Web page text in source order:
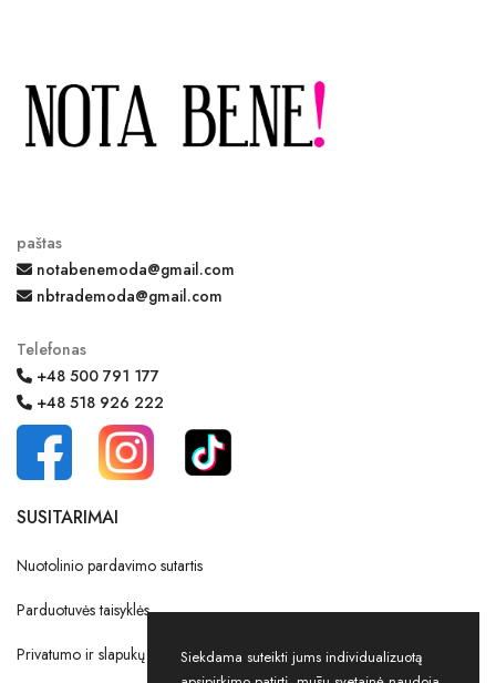
paštas
notabenemoda@gmail.com
nbtrademoda@gmail.com
Telefonas
+48 500 791 177
+48 518 926 222
SUSITARIMAI
Nuotolinio pardavimo sutartis
Parduotuvės taisyklės
Privatumo ir slapukų politikaSiekdama suteikti jums individualizuotą